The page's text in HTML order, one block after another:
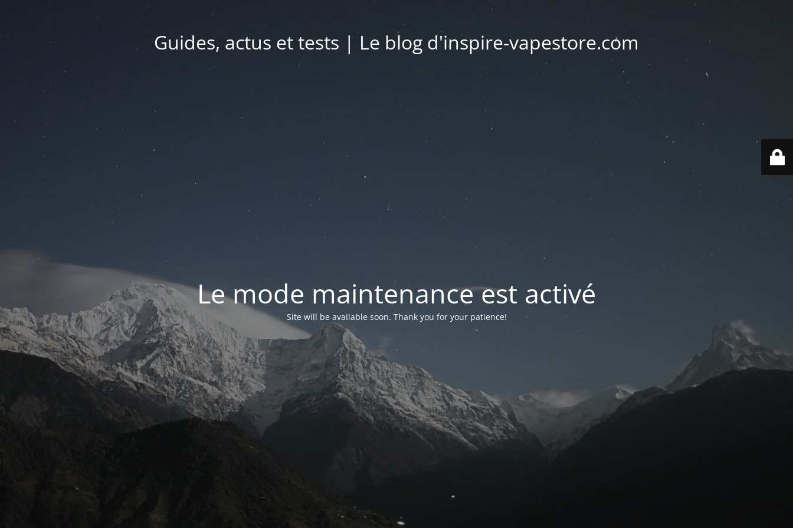
Guides, actus et tests | Le blog d'inspire-vapestore.com
Le mode maintenance est activé
Site will be available soon. Thank you for your patience!